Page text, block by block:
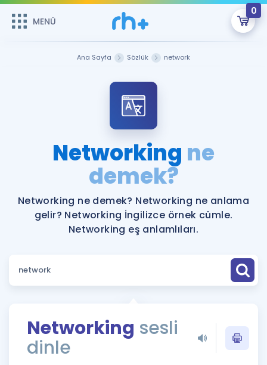
MENÜ
0
Şifremi Hatırlamıyorum
Sepetin Şu An Boş.
Remzi Hoca ile seni sınava hazırlayacak onlarca eğitim seni
bekliyor!
MENÜ
Katılımcı Görüşleri
Faydalı Araçlar
Ücretsiz Kaynaklar
ÖSYM Sınav Takvimi
Kampanyalar
İngilizce Gramer
Ana Sayfa Sözlük network
Networking ne
demek?
Networking ne demek? Networking ne anlama
gelir? Networking İngilizce örnek cümle.
Networking eş anlamlıları.
Networking sesli
dinle